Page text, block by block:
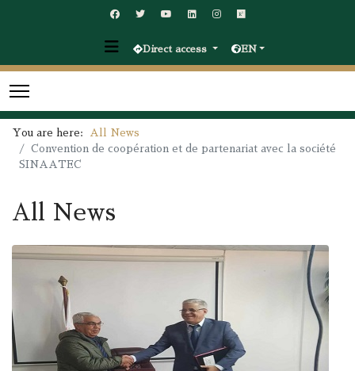
Direct access EN
You are here:
All News
Convention de coopération et de partenariat avec la société
SINAATEC
All News